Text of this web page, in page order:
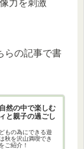
力を刺激
らの記事で書
然の中で楽しむ
と親子の過ごし
もの為にできる遊
秋を沢山満喫でき
ご紹介！